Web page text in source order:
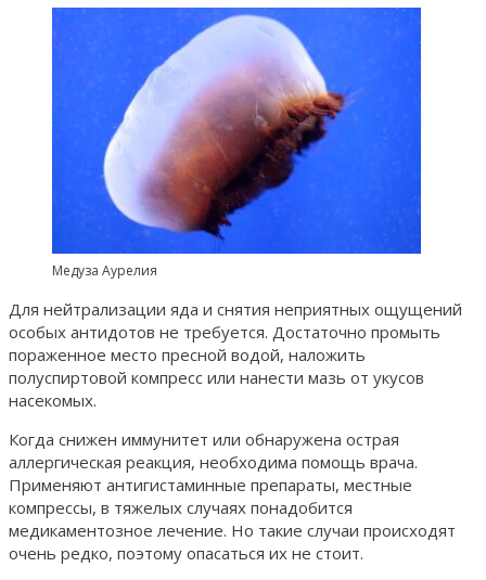
Медуза Аурелия
Для нейтрализации яда и снятия неприятных ощущений
особых антидотов не требуется. Достаточно промыть
пораженное место пресной водой, наложить
полуспиртовой компресс или нанести мазь от укусов
насекомых.
Когда снижен иммунитет или обнаружена острая
аллергическая реакция, необходима помощь врача.
Применяют антигистаминные препараты, местные
компрессы, в тяжелых случаях понадобится
медикаментозное лечение. Но такие случаи происходят
очень редко, поэтому опасаться их не стоит.